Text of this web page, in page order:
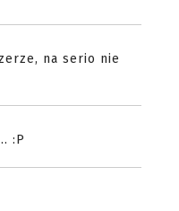
na serio nie
:P